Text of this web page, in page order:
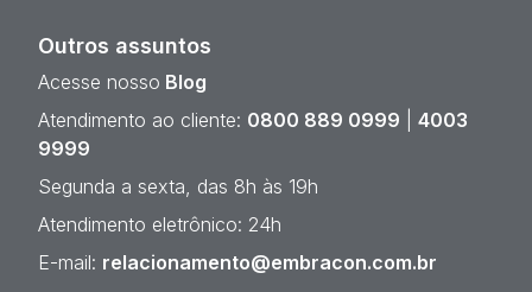
Outros assuntos
Acesse nosso Blog
Atendimento ao cliente: 0800 889 0999
4003
9999
Segunda a sexta, das 8h às 19h
Atendimento eletrônico: 24h
E-mail: relacionamento@embracon.com.br